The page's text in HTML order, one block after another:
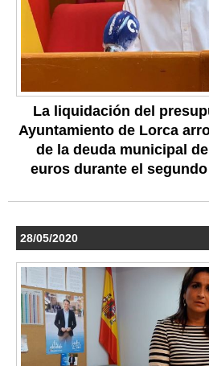
La liquidación del
Ayuntamiento de Lorca
de la deuda municipal
euros durante el
28/05/2020